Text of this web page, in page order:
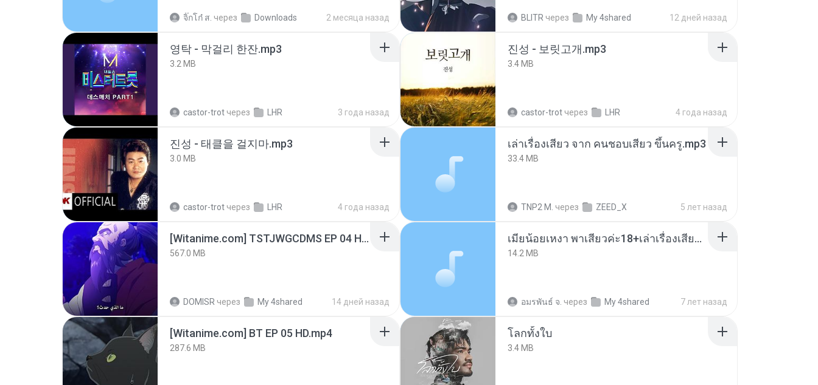
จิ๊กโก๋ ส. через Downloads 2 месяца назад BLITR через My 4shared 12 дней назад
영탁 - 막걸리 한잔.mp3
3.2 MB
castor-trot через LHR 3 года назад
진성 - 보릿고개.mp3
3.4 MB
castor-trot через LHR 4 года назад
진성 - 태클을 걸지마.mp3
3.0 MB
castor-trot через LHR 4 года назад
เล่าเรื่องเสียว จาก คนชอบเสียว ขึ้นครู.mp3
33.4 MB
TNP2 M. через ZEED_X 5 лет назад
[Witanime.com] TSTJWGCDMS EP 04 HD.mp4
567.0 MB
DOMISR через My 4shared 14 дней назад
เมียน้อยเหงา พาเสียวค่ะ18+เล่าเรื่องเสียว.mp3
14.2 MB
อมรพันธ์ จ. через My 4shared 7 лет назад
[Witanime.com] BT EP 05 HD.mp4
287.6 MB
โลกทั้งใบ
3.4 MB